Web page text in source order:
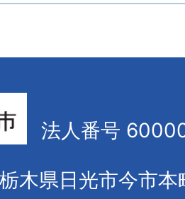
法人番号
栃木県日光市今市本